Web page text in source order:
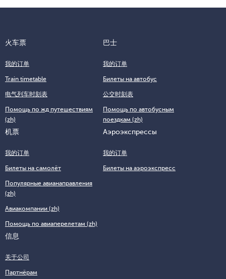
приобретен билет.
Если ребенок выезжает за пределы России с одним законным
Иногда согласие от законного представителя требуется для
или визовом центре страны, которую собирается посетить
ребёнок.
Если один из законных представителей оформил согласие на
тренером или родственником, этого достаточно для
пересечения границы.
авиаперевозчика.
火车票
我的订单
Train timetable
电气列车时刻表
Помощь по жд путешествиям
(zh)
巴士
我的订单
Билеты на автобус
公交时刻表
Помощь по автобусным
поездкам (zh)
机票
我的订单
Билеты на самолёт
Популярные авианаправления
(zh)
Авиакомпании (zh)
Помощь по авиаперелетам (zh)
Аэроэкспрессы
我的订单
Билеты на аэроэкспресс
信息
关于公司
Партнёрам